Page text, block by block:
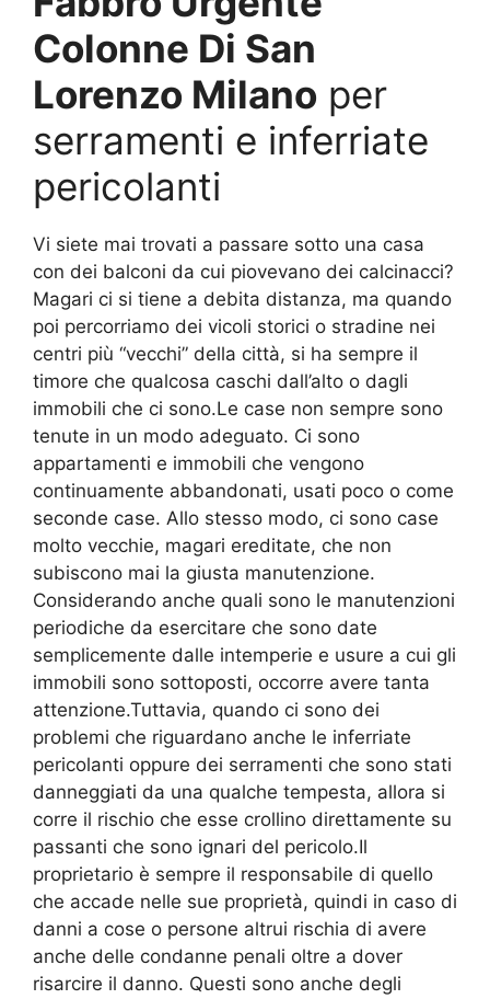
Colonne Di San
Lorenzo Milano per
serramenti e inferriate
pericolanti
Vi siete mai trovati a passare sotto una casa
con dei balconi da cui piovevano dei calcinacci?
Magari ci si tiene a debita distanza, ma quando
poi percorriamo dei vicoli storici o stradine nei
centri più “vecchi” della città, si ha sempre il
timore che qualcosa caschi dall’alto o dagli
immobili che ci sono.Le case non sempre sono
tenute in un modo adeguato. Ci sono
appartamenti e immobili che vengono
continuamente abbandonati, usati poco o come
seconde case. Allo stesso modo, ci sono case
molto vecchie, magari ereditate, che non
subiscono mai la giusta manutenzione.
Considerando anche quali sono le manutenzioni
periodiche da esercitare che sono date
semplicemente dalle intemperie e usure a cui gli
immobili sono sottoposti, occorre avere tanta
attenzione.Tuttavia, quando ci sono dei
problemi che riguardano anche le inferriate
pericolanti oppure dei serramenti che sono stati
danneggiati da una qualche tempesta, allora si
corre il rischio che esse crollino direttamente su
passanti che sono ignari del pericolo.Il
proprietario è sempre il responsabile di quello
che accade nelle sue proprietà, quindi in caso di
danni a cose o persone altrui rischia di avere
anche delle condanne penali oltre a dover
risarcire il danno. Questi sono anche degli